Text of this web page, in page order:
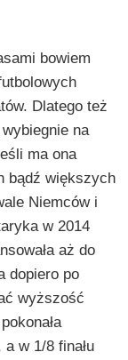
bowiem
Dlatego też
na
ma ona
bądź większych
Niemców i
w 2014
aż do
dopiero po
wyższość
w 1/8 finału